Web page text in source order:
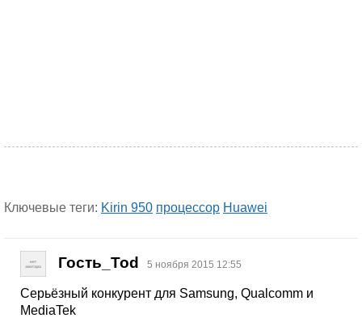
Ключевые теги: Kirin 950 процессор Huawei
Гость_Tod 5 ноября 2015 12:55
Серьёзный конкурент для Samsung, Qualcomm и
MediaTek